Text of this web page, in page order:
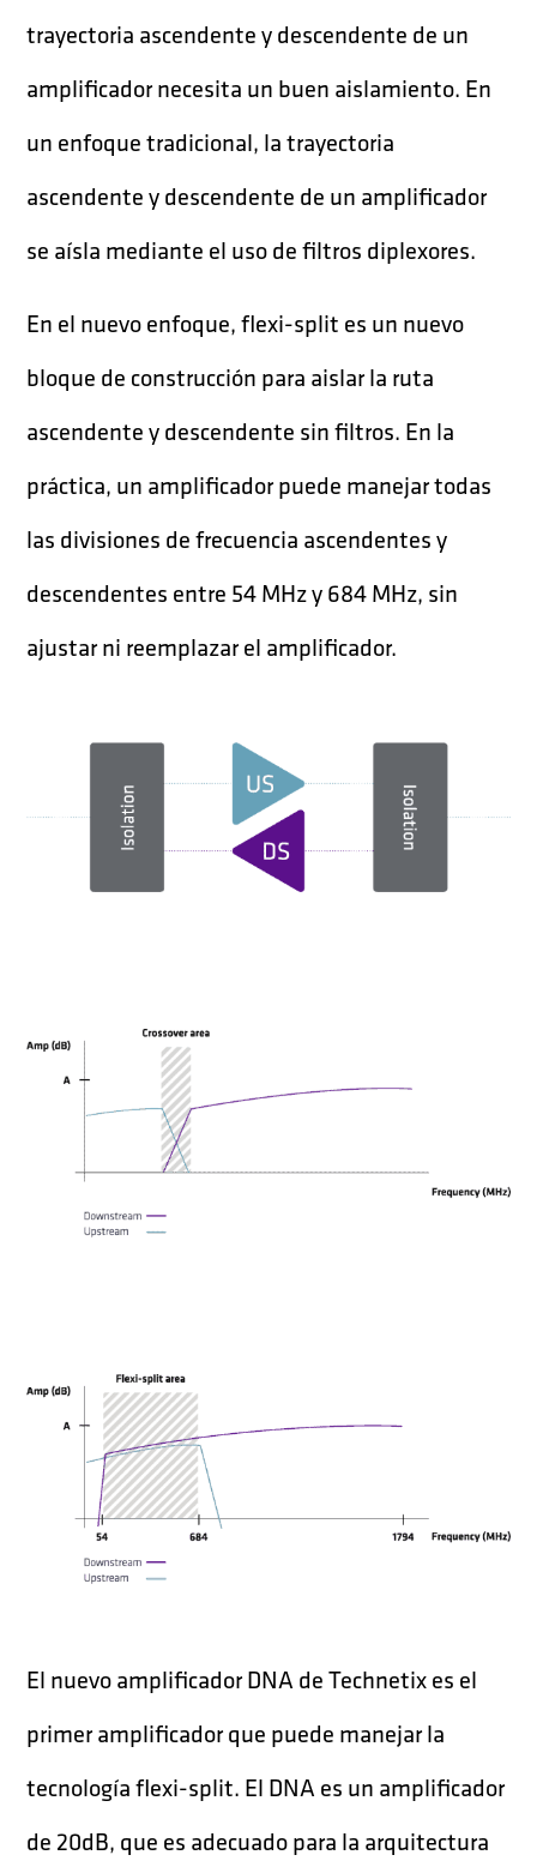
trayectoria ascendente y descendente de un
amplificador necesita un buen aislamiento. En
un enfoque tradicional, la trayectoria
ascendente y descendente de un amplificador
se aísla mediante el uso de filtros diplexores.
En el nuevo enfoque, flexi-split es un nuevo
bloque de construcción para aislar la ruta
ascendente y descendente sin filtros. En la
práctica, un amplificador puede manejar todas
las divisiones de frecuencia ascendentes y
descendentes entre 54 MHz y 684 MHz, sin
ajustar ni reemplazar el amplificador.
El nuevo amplificador DNA de Technetix es el
primer amplificador que puede manejar la
tecnología flexi-split. El DNA es un amplificador
de 20dB, que es adecuado para la arquitectura